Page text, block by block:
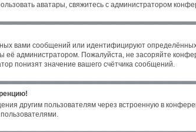
аватары, свяжитесь с администратором
вами сообщений или идентифицируют
её администратором. Пожалуйста, не засоряйте
понизят значение вашего счётчика сообщений.
другим пользователям через встроенную в